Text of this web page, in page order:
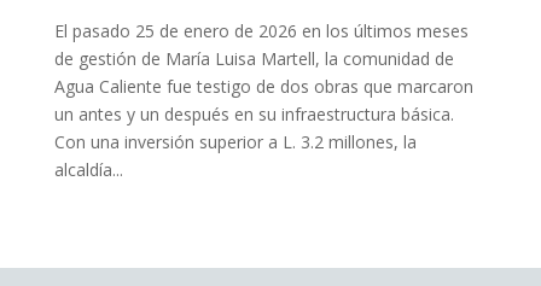
El pasado 25 de enero de 2026 en los últimos meses
de gestión de María Luisa Martell, la comunidad de
Agua Caliente fue testigo de dos obras que marcaron
un antes y un después en su infraestructura básica.
Con una inversión superior a L. 3.2 millones, la
alcaldía...